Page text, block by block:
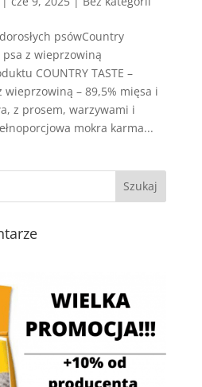
psówCountry
z wieprzowiną
COUNTRY TASTE –
– 89,5% mięsa i
z prosem, warzywami i
mokra karma...